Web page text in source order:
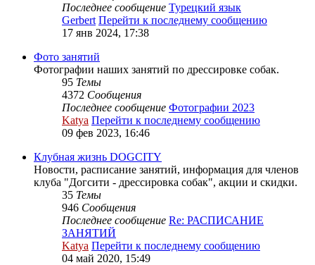
Последнее сообщение Турецкий язык
Gerbert Перейти к последнему сообщению
17 янв 2024, 17:38
Фото занятий
Фотографии наших занятий по дрессировке собак.
95 Темы
4372 Сообщения
Последнее сообщение Фотографии 2023
Katya Перейти к последнему сообщению
09 фев 2023, 16:46
Клубная жизнь DOGCITY
Новости, расписание занятий, информация для членов
клуба "Догсити - дрессировка собак", акции и скидки.
35 Темы
946 Сообщения
Последнее сообщение Re: РАСПИСАНИЕ
ЗАНЯТИЙ
Katya Перейти к последнему сообщению
04 май 2020, 15:49